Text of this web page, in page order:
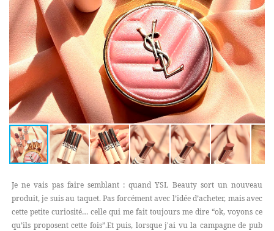
Je ne vais pas faire semblant : quand YSL Beauty sort un nouveau
produit, je suis au taquet. Pas forcément avec l’idée d’acheter, mais avec
cette petite curiosité… celle qui me fait toujours me dire “ok, voyons ce
qu’ils proposent cette fois”.Et puis, lorsque j'ai vu la campagne de pub